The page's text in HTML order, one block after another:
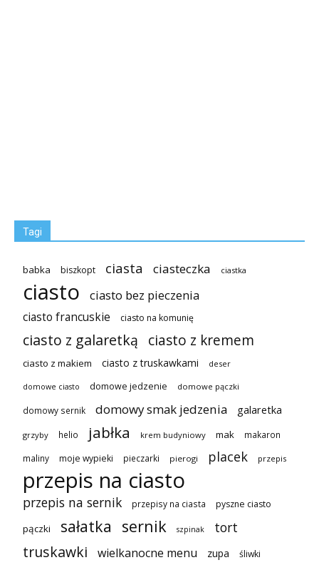
Tagi
babka biszkopt ciasta ciasteczka ciastka
ciasto ciasto bez pieczenia
ciasto francuskie ciasto na komunię
ciasto z galaretką ciasto z kremem
ciasto z makiem ciasto z truskawkami deser
domowe ciasto domowe jedzenie domowe pączki
domowy sernik domowy smak jedzenia galaretka
grzyby helio jabłka krem budyniowy mak makaron
maliny moje wypieki pieczarki pierogi placek przepis
przepis na ciasto
przepis na sernik przepisy na ciasta pyszne ciasto
pączki sałatka sernik szpinak tort
truskawki wielkanocne menu zupa śliwki